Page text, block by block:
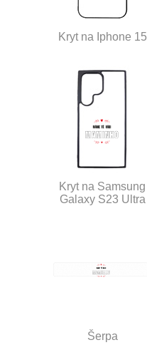
Kryt na Iphone 15
Kryt na Samsung
Galaxy S23 Ultra
Šerpa